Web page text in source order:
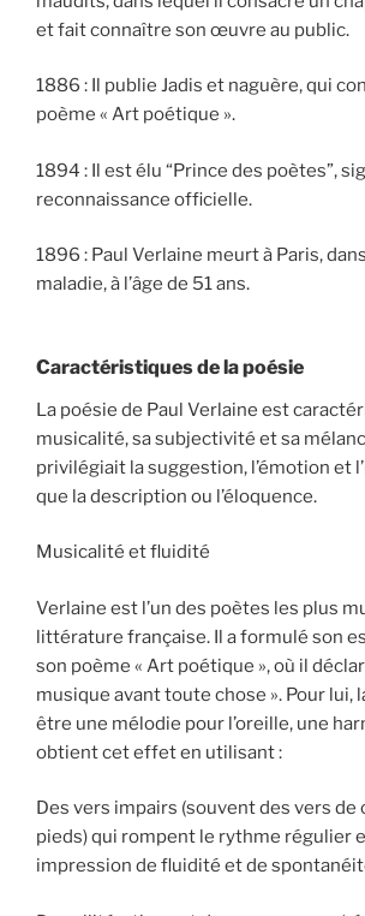
et fait connaître son œuvre au public.
1886 : Il publie Jadis et naguère, qui
poème « Art poétique ».
1894 : Il est élu “Prince des poètes”,
reconnaissance officielle.
1896 : Paul Verlaine meurt à Paris,
maladie, à l’âge de 51 ans.
Caractéristiques de la poésie
La poésie de Paul Verlaine est
musicalité, sa subjectivité et sa
privilégiait la suggestion, l’émotion et
que la description ou l’éloquence.
Musicalité et fluidité
Verlaine est l’un des poètes les plus
littérature française. Il a formulé son
son poème « Art poétique », où il
musique avant toute chose ». Pour lui,
être une mélodie pour l’oreille, une
obtient cet effet en utilisant :
Des vers impairs (souvent des vers de
pieds) qui rompent le rythme régulier
impression de fluidité et de